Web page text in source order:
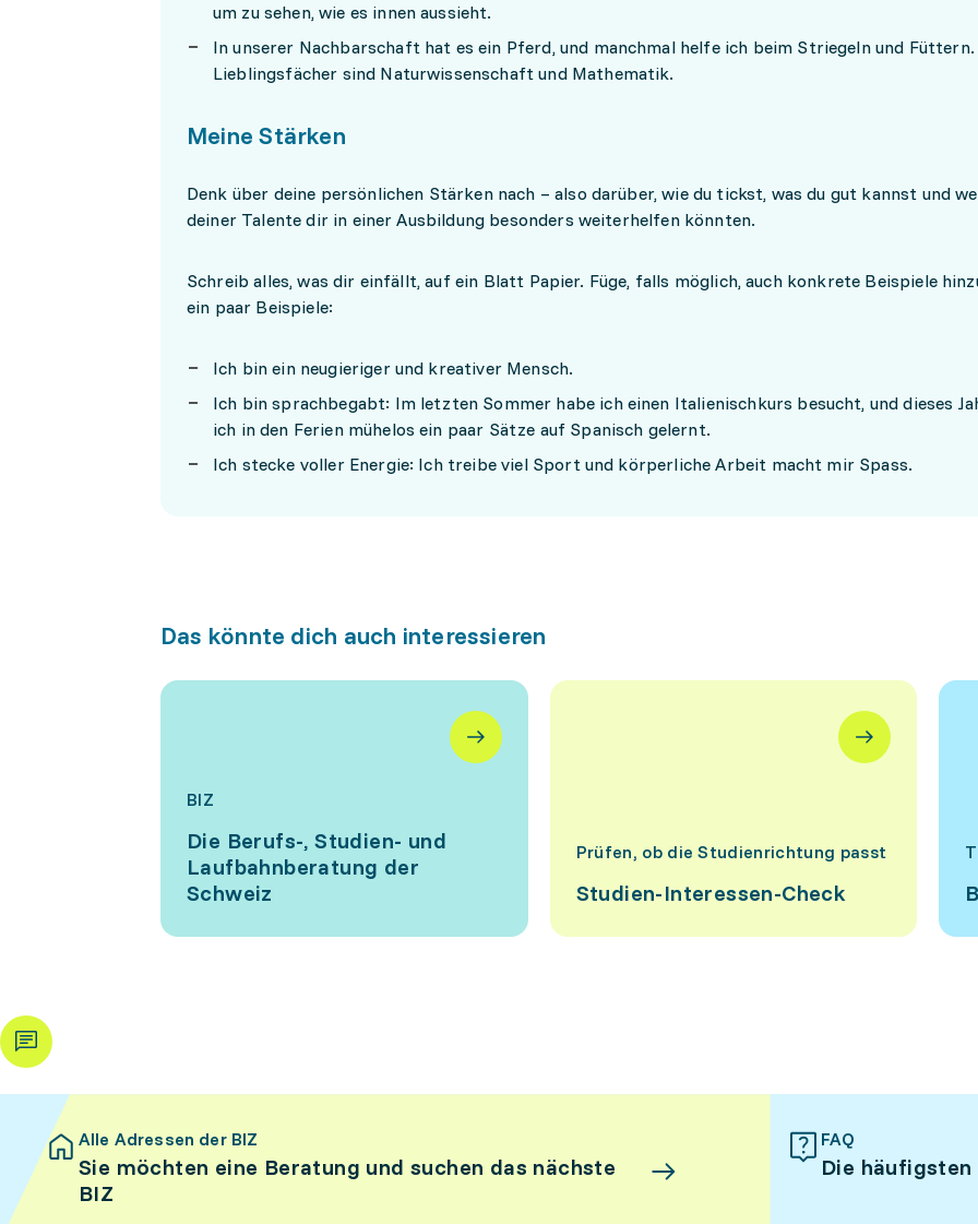
um zu sehen, wie es innen aussieht.
In unserer Nachbarschaft hat es ein Pferd, und manchmal helfe ich beim Striegeln und Füttern.
Lieblingsfächer sind Naturwissenschaft und Mathematik.
Meine Stärken
Denk über deine persönlichen Stärken nach – also darüber, wie du tickst, was du gut kannst und
deiner Talente dir in einer Ausbildung besonders weiterhelfen könnten.
Schreib alles, was dir einfällt, auf ein Blatt Papier. Füge, falls möglich, auch konkrete Beispiele
ein paar Beispiele:
Ich bin ein neugieriger und kreativer Mensch.
Ich bin sprachbegabt: Im letzten Sommer habe ich einen Italienischkurs besucht, und dieses
ich in den Ferien mühelos ein paar Sätze auf Spanisch gelernt.
Ich stecke voller Energie: Ich treibe viel Sport und körperliche Arbeit macht mir Spass.
Das könnte dich auch interessieren
BIZ
Die Berufs-, Studien- und
Laufbahnberatung der
Schweiz
Prüfen, ob die Studienrichtung passt
Studien-Interessen-Check
Alle Adressen der BIZ
Sie möchten eine Beratung und suchen das nächste
BIZ
FAQ
Die